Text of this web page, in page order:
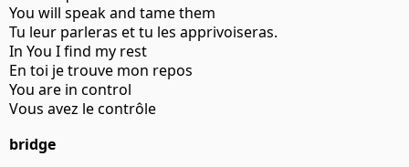
You will speak and tame them
Tu leur parleras et tu les apprivoiseras.
In You I find my rest
En toi je trouve mon repos
You are in control
Vous avez le contrôle
bridge